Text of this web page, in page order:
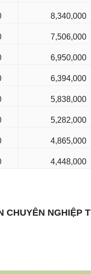
8,340,000
7,506,000
6,950,000
6,394,000
5,838,000
5,282,000
4,865,000
4,448,000
CHUYÊN NGHIỆP